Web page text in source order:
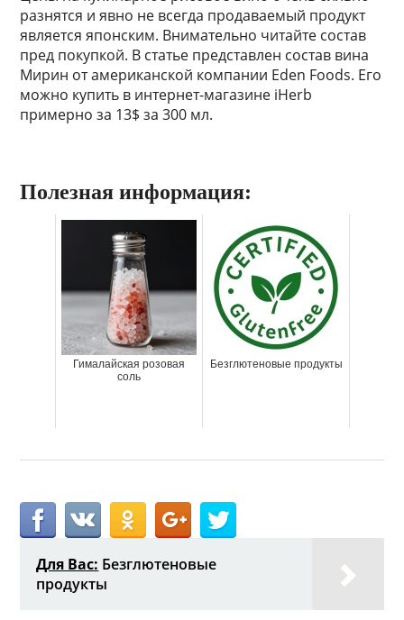
разнятся и явно не всегда продаваемый продукт
является японским. Внимательно читайте состав
пред покупкой. В статье представлен состав вина
Мирин от американской компании Eden Foods. Его
можно купить в интернет-магазине iHerb
примерно за 13$ за 300 мл.
Полезная информация:
Гималайская розовая
соль
Безглютеновые продукты
Для Вас: Безглютеновые
продукты